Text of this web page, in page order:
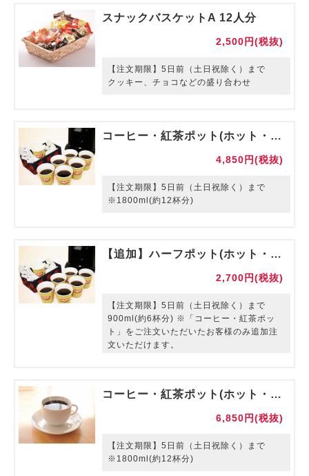
スナックバスケットA 12人分
2,500円(税抜)
【注文期限】5日前（土日祝除く）まで
クッキー、チョコなどの盛り合わせ
コーヒー・紅茶ポット(ホット・アイス)
4,850円(税抜)
【注文期限】5日前（土日祝除く）まで
※1800ml(約12杯分)
【追加】ハーフポット(ホット・アイス)
2,700円(税抜)
【注文期限】5日前（土日祝除く）まで
900ml(約6杯分) ※「コーヒー・紅茶ポッ
ト」をご注文いただいたお客様のみ追加注
文いただけます。
コーヒー・紅茶ポット(ホット・アイス) 陶器/グラス提供
6,850円(税抜)
【注文期限】5日前（土日祝除く）まで
※1800ml(約12杯分)